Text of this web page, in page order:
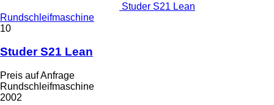
Studer S21 Lean
Rundschleifmaschine
10
Studer S21 Lean
Preis auf Anfrage
Rundschleifmaschine
2002